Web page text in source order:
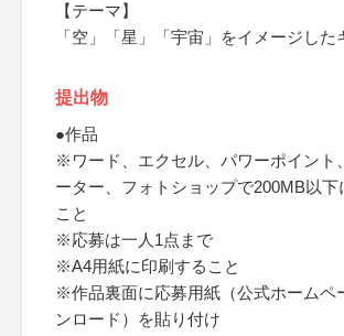
【テーマ】
「空」「星」「宇宙」をイメージした
提出物
●作品
※ワード、エクセル、パワーポイント
ーター、フォトショップで200MB以下
こと
※応募は一人1点まで
※A4用紙に印刷すること
※作品裏面に応募用紙（公式ホームペ
ンロード）を貼り付け